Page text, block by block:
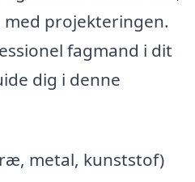
projekteringen.
fagmand i dit
dig i denne
metal, kunststof)